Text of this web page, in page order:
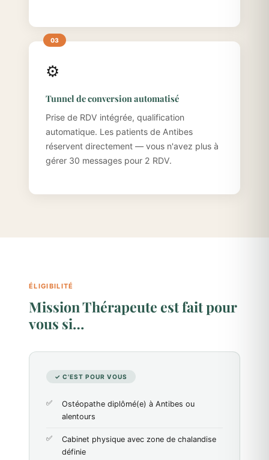
⚙️
Tunnel de conversion automatisé
Prise de RDV intégrée, qualification
automatique. Les patients de Antibes
réservent directement — vous n'avez plus à
gérer 30 messages pour 2 RDV.
ÉLIGIBILITÉ
Mission Thérapeute est fait pour
vous si…
✓ C'EST POUR VOUS
Ostéopathe diplômé(e) à Antibes ou
alentours
Cabinet physique avec zone de chalandise
définie